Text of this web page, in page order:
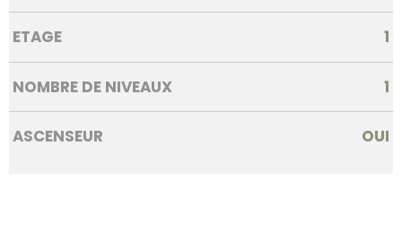
ETAGE 1
NOMBRE DE NIVEAUX 1
ASCENSEUR OUI